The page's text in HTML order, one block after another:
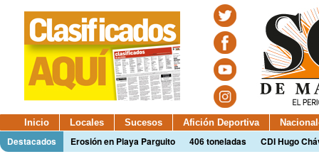
Inicio Locales Sucesos Afición Deportiva
Destacados Erosión en Playa Parguito 406 toneladas CDI Hugo